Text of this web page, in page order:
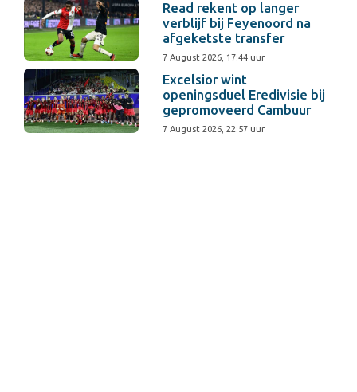
Read rekent op langer
verblijf bij Feyenoord na
afgeketste transfer
7 August 2026, 17:44 uur
Excelsior wint
openingsduel Eredivisie bij
gepromoveerd Cambuur
7 August 2026, 22:57 uur